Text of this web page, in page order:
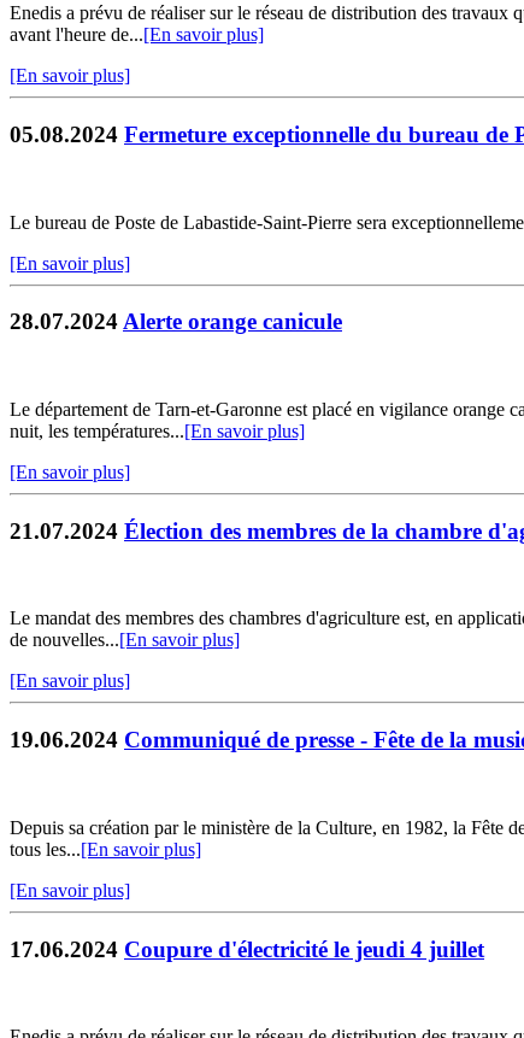
Enedis a prévu de réaliser sur le réseau de distribution des travaux
avant l'heure de...[En savoir plus]
[En savoir plus]
05.08.2024 Fermeture exceptionnelle du bureau de
Le bureau de Poste de Labastide-Saint-Pierre sera
[En savoir plus]
28.07.2024Alerte orange canicule
Le département de Tarn-et-Garonne est placé en vigilance orange
nuit, les températures...[En savoir plus]
[En savoir plus]
21.07.2024 Élection des membres de la chambre
Le mandat des membres des chambres d'agriculture est, en
de nouvelles...[En savoir plus]
[En savoir plus]
19.06.2024 Communiqué de presse - Fête de la
Depuis sa création par le ministère de la Culture, en 1982, la Fête
tous les...[En savoir plus]
[En savoir plus]
17.06.2024 Coupure d'électricité le jeudi 4 juillet